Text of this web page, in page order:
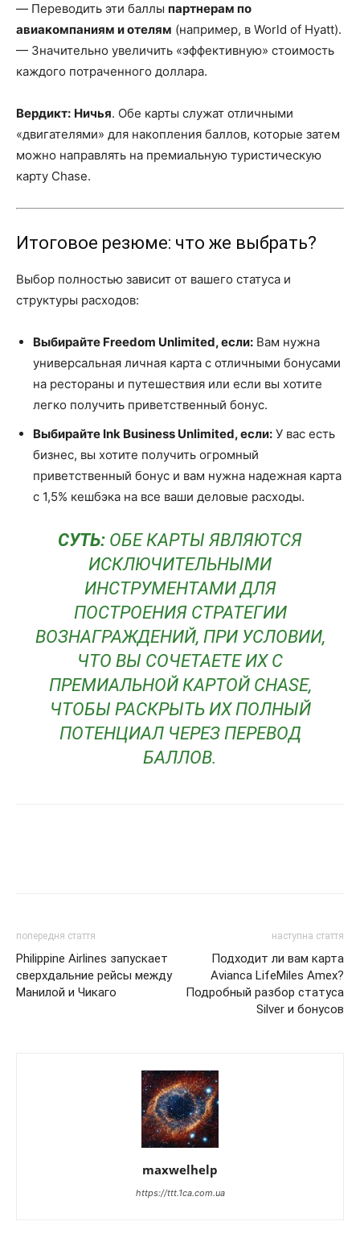
— Переводить эти баллы партнерам по
авиакомпаниям и отелям (например, в World of Hyatt).
— Значительно увеличить «эффективную» стоимость
каждого потраченного доллара.
Вердикт: Ничья. Обе карты служат отличными
«двигателями» для накопления баллов, которые затем
можно направлять на премиальную туристическую
карту Chase.
Итоговое резюме: что же выбрать?
Выбор полностью зависит от вашего статуса и
структуры расходов:
Выбирайте Freedom Unlimited, если: Вам нужна
универсальная личная карта с отличными бонусами
на рестораны и путешествия или если вы хотите
легко получить приветственный бонус.
Выбирайте Ink Business Unlimited, если: У вас есть
бизнес, вы хотите получить огромный
приветственный бонус и вам нужна надежная карта
с 1,5% кешбэка на все ваши деловые расходы.
СУТЬ: ОБЕ КАРТЫ ЯВЛЯЮТСЯ
ИСКЛЮЧИТЕЛЬНЫМИ
ИНСТРУМЕНТАМИ ДЛЯ
ПОСТРОЕНИЯ СТРАТЕГИИ
ВОЗНАГРАЖДЕНИЙ, ПРИ УСЛОВИИ,
ЧТО ВЫ СОЧЕТАЕТЕ ИХ С
ПРЕМИАЛЬНОЙ КАРТОЙ CHASE,
ЧТОБЫ РАСКРЫТЬ ИХ ПОЛНЫЙ
ПОТЕНЦИАЛ ЧЕРЕЗ ПЕРЕВОД
БАЛЛОВ.
попередня стаття
Philippine Airlines запускает
сверхдальние рейсы между
Манилой и Чикаго
наступна стаття
Подходит ли вам карта
Avianca LifeMiles Amex?
Подробный разбор статуса
Silver и бонусов
maxwelhelp
https://ttt.1ca.com.ua